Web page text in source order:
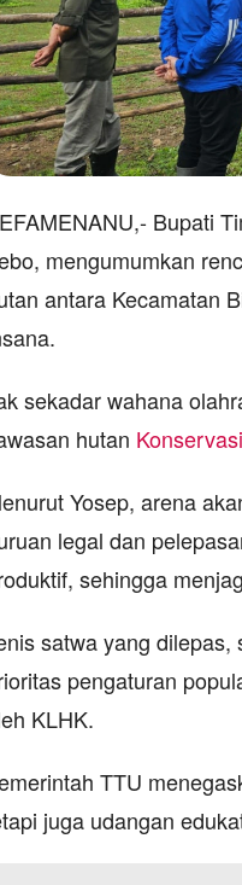
Bupati
mengumumkan
antara Kecamatan
sekadar wahana
hutan Konservasi
Yosep, arena
legal dan
sehingga
satwa yang dilepas,
pengaturan
KLHK.
TTU
juga udangan